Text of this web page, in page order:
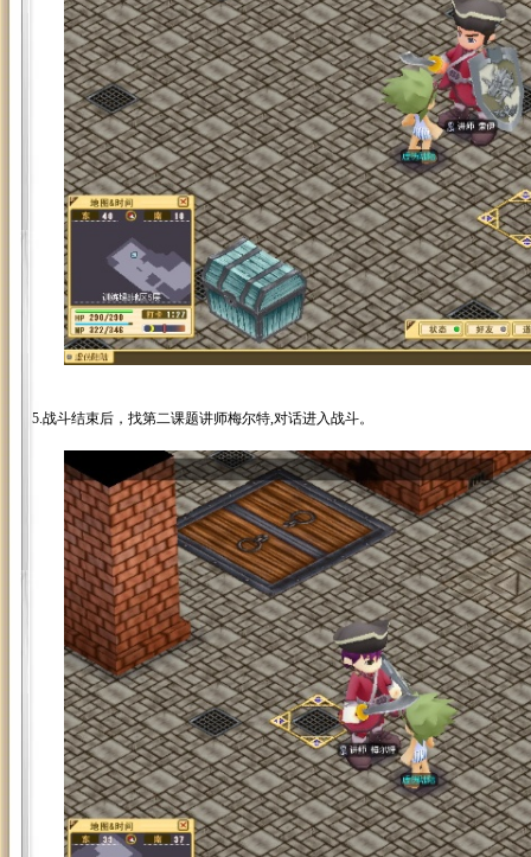
5.战斗结束后，找第二课题讲师梅尔特,对话进入战斗。